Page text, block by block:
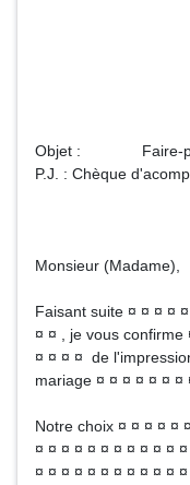
Objet : Faire-part
P.J. : Chèque
Monsieur (Madame),
Faisant suite ¤ ¤ ¤ ¤
¤ ¤ , je vous
¤ ¤ ¤ ¤ de
mariage ¤ ¤ ¤ ¤ ¤ ¤ ¤
Notre choix ¤ ¤ ¤ ¤ ¤
¤ ¤ ¤ ¤ ¤ ¤ ¤ ¤ ¤ ¤ ¤
¤ ¤ ¤ ¤ ¤ ¤ ¤ ¤ ¤ ¤ ¤